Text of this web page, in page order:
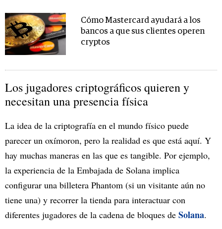
Cómo Mastercard ayudará a los
bancos a que sus clientes operen
cryptos
Los jugadores criptográficos quieren y
necesitan una presencia física
La idea de la criptografía en el mundo físico puede
parecer un oxímoron, pero la realidad es que está aquí. Y
hay muchas maneras en las que es tangible. Por ejemplo,
la experiencia de la Embajada de Solana implica
configurar una billetera Phantom (si un visitante aún no
tiene una) y recorrer la tienda para interactuar con
diferentes jugadores de la cadena de bloques de Solana.